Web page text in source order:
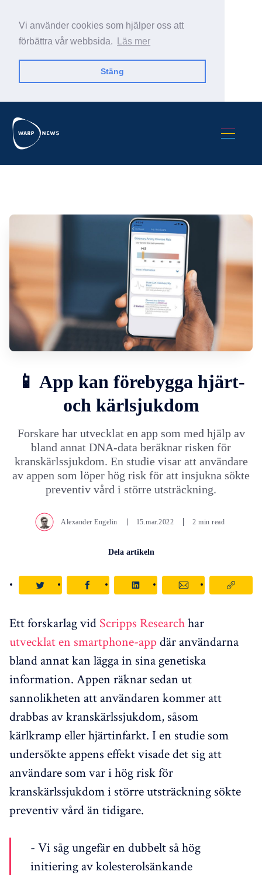
Vi använder cookies som hjälper oss att
förbättra vår webbsida.
Läs mer
Stäng
📱 App kan förebygga hjärt-
och kärlsjukdom
Forskare har utvecklat en app som med hjälp av
bland annat DNA-data beräknar risken för
kranskärlssjukdom. En studie visar att användare
av appen som löper hög risk för att insjukna sökte
preventiv vård i större utsträckning.
Alexander Engelin 15.mar.2022 2 min read
Dela artikeln
Ett forskarlag vid Scripps Researchhar
utvecklat en smartphone-app där användarna
bland annat kan lägga in sina genetiska
information. Appen räknar sedan ut
sannolikheten att användaren kommer att
drabbas av kranskärlssjukdom, såsom
kärlkramp eller hjärtinfarkt. I en studie som
undersökte appens effekt visade det sig att
användare som var i hög risk för
kranskärlssjukdom i större utsträckning sökte
preventiv vård än tidigare.
- Vi såg ungefär en dubbelt så hög
initiering av kolesterolsänkande